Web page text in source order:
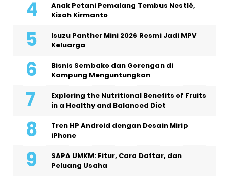
Anak Petani Pemalang Tembus Nestlé,
Kisah Kirmanto
Isuzu Panther Mini 2026 Resmi Jadi MPV
Keluarga
Bisnis Sembako dan Gorengan di
Kampung Menguntungkan
Exploring the Nutritional Benefits of Fruits
in a Healthy and Balanced Diet
Tren HP Android dengan Desain Mirip
iPhone
SAPA UMKM: Fitur, Cara Daftar, dan
Peluang Usaha